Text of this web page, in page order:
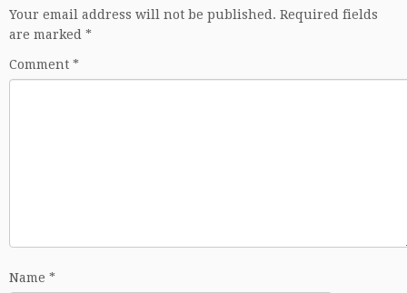
Your email address will not be published. Required fields
are marked *
Comment *
Name *